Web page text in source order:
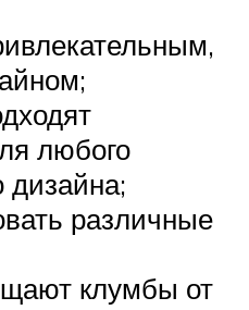
любого
различные
клумбы от